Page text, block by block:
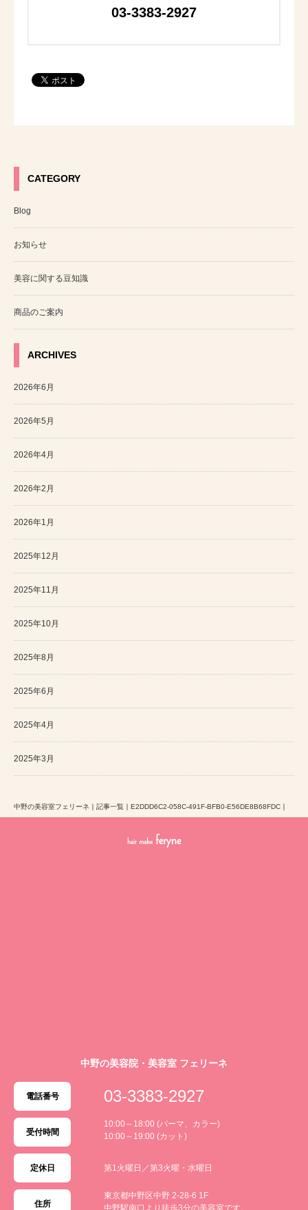
03-3383-2927
CATEGORY
Blog
お知らせ
美容に関する豆知識
商品のご案内
ARCHIVES
2026年6月
2026年5月
2026年4月
2026年2月
2026年1月
2025年12月
2025年11月
2025年10月
2025年8月
2025年6月
2025年4月
2025年3月
中野の美容室フェリーネ ｜ 記事一覧 ｜ E2DDD6C2-058C-491F-BFB0-E56DE8B68FDC ｜
中野の美容院・美容室 フェリーネ
電話番号 03-3383-2927
受付時間
10:00～18:00 (パーマ、カラー)
10:00～19:00 (カット)
定休日 第1火曜日／第3火曜・水曜日
住所
東京都中野区中野 2-28-6 1F